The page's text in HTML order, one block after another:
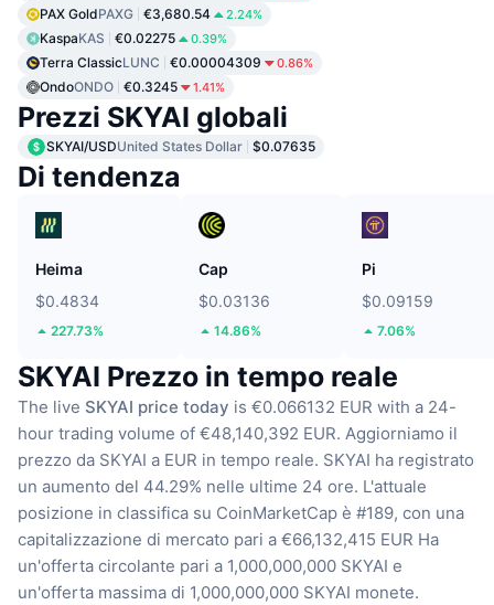
PAX GoldPAXG €3,680.54 2.24%
KaspaKAS €0.02275 0.39%
Terra ClassicLUNC €0.00004309 0.86%
OndoONDO €0.3245 1.41%
Prezzi SKYAI globali
SKYAI/USDUnited States Dollar $0.07635
Di tendenza
Heima
$0.4834
227.73%
Cap
$0.03136
14.86%
Pi
$0.09159
7.06%
SKYAI Prezzo in tempo reale
The live SKYAI price today is €0.066132 EUR with a 24-
hour trading volume of €48,140,392 EUR. Aggiorniamo il
prezzo da SKYAI a EUR in tempo reale. SKYAI ha registrato
un aumento del 44.29% nelle ultime 24 ore. L'attuale
posizione in classifica su CoinMarketCap è #189, con una
capitalizzazione di mercato pari a €66,132,415 EUR Ha
un'offerta circolante pari a 1,000,000,000 SKYAI e
un'offerta massima di 1,000,000,000 SKYAI monete.